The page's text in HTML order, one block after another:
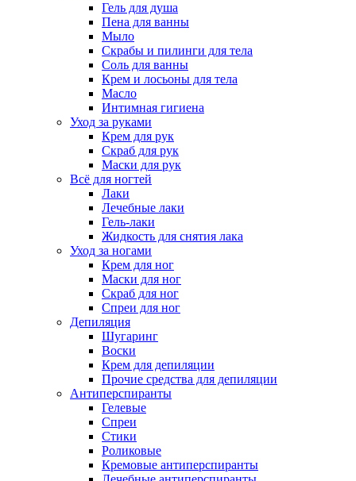
Гель для душа
Пена для ванны
Мыло
Скрабы и пилинги для тела
Соль для ванны
Крем и лосьоны для тела
Масло
Интимная гигиена
Уход за руками
Крем для рук
Скраб для рук
Маски для рук
Всё для ногтей
Лаки
Лечебные лаки
Гель-лаки
Жидкость для снятия лака
Уход за ногами
Крем для ног
Маски для ног
Скраб для ног
Спреи для ног
Депиляция
Шугаринг
Воски
Крем для депиляции
Прочие средства для депиляции
Антиперспиранты
Гелевые
Спреи
Стики
Роликовые
Кремовые антиперспиранты